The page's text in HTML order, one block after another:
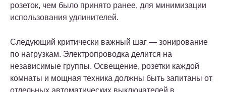
розеток, чем было принято ранее, для минимизации
использования удлинителей.
Следующий критически важный шаг — зонирование
по нагрузкам. Электропроводка делится на
независимые группы. Освещение, розетки каждой
комнаты и мощная техника должны быть запитаны от
отдельных автоматических выключателей в